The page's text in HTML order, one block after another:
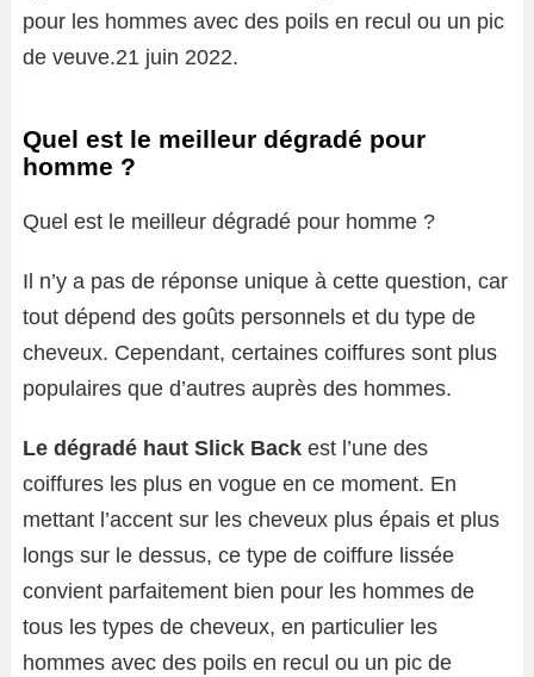
pour les hommes avec des poils en recul ou un pic
de veuve.21 juin 2022.
Quel est le meilleur dégradé pour
homme ?
Quel est le meilleur dégradé pour homme ?
Il n’y a pas de réponse unique à cette question, car
tout dépend des goûts personnels et du type de
cheveux. Cependant, certaines coiffures sont plus
populaires que d’autres auprès des hommes.
Le dégradé haut Slick Back est l’une des
coiffures les plus en vogue en ce moment. En
mettant l’accent sur les cheveux plus épais et plus
longs sur le dessus, ce type de coiffure lissée
convient parfaitement bien pour les hommes de
tous les types de cheveux, en particulier les
hommes avec des poils en recul ou un pic de